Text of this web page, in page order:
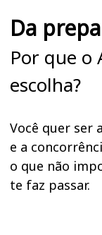
Da
Por que o
escolha?
Você quer ser
e a
o que não
te faz passar.